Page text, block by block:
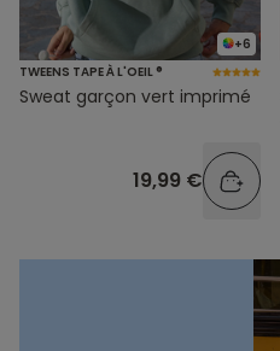
+6
TWEENS TAPE À L'OEIL ®
Sweat garçon vert imprimé
19,99 €